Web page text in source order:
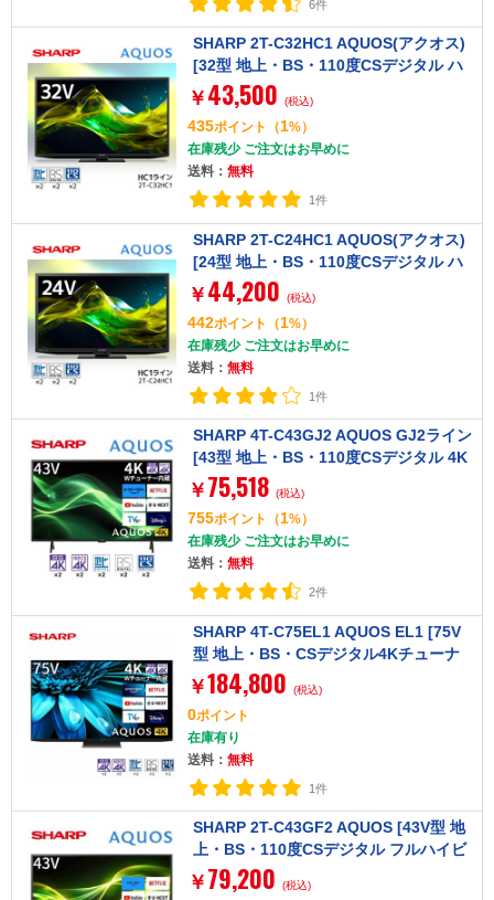
6件
SHARP 2T-C32HC1 AQUOS(アクオス)
[32型 地上・BS・110度CSデジタル ハ
イビジョン 液晶テレビ]
￥ 43,500 (税込)
435ポイント （1%）
在庫残少 ご注文はお早めに
送料： 無料
1件
SHARP 2T-C24HC1 AQUOS(アクオス)
[24型 地上・BS・110度CSデジタル ハ
イビジョン 液晶テレビ]
￥ 44,200 (税込)
442ポイント （1%）
在庫残少 ご注文はお早めに
送料： 無料
1件
SHARP 4T-C43GJ2 AQUOS GJ2ライン
[43型 地上・BS・110度CSデジタル 4K
チューナー内蔵 液晶テレビ]
￥ 75,518 (税込)
755ポイント （1%）
在庫残少 ご注文はお早めに
送料： 無料
2件
SHARP 4T-C75EL1 AQUOS EL1 [75V
型 地上・BS・CSデジタル4Kチューナ
ー内蔵 液晶テレビ]
￥184,800 (税込)
0ポイント
在庫有り
送料： 無料
1件
SHARP 2T-C43GF2 AQUOS [43V型 地
上・BS・110度CSデジタル フルハイビ
ジョン液晶テレビ]
￥ 79,200 (税込)